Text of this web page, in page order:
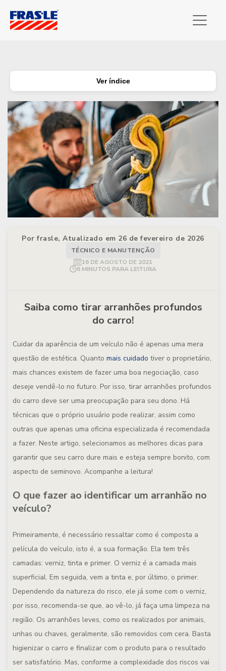
Ver índice
Por frasle, Atualizado em 26 de fevereiro de 2026
TÉCNICO E MANUTENÇÃO
16 DE AGOSTO DE 2021
6 MINUTOS PARA LEITURA
Saiba como tirar arranhões profundos
do carro!
Cuidar da aparência de um veículo não é apenas uma mera
questão de estética. Quanto mais cuidado tiver o proprietário,
mais chances existem de fazer uma boa negociação, caso
deseje vendê-lo no futuro. Por isso, tirar arranhões profundos
do carro deve ser uma preocupação para seu dono. Há
técnicas que o próprio usuário pode realizar, assim como
outras que apenas uma oficina especializada é recomendada
a fazer. Neste artigo, selecionamos as melhores dicas para
garantir que seu carro dure mais e esteja sempre bonito, com
aspecto de seminovo. Acompanhe a leitura!
O que fazer ao identificar um arranhão no
veículo?
Primeiramente, é necessário ressaltar como é composta a
película do veículo, isto é, a sua formação. Ela tem três
camadas: verniz, tinta e primer. O verniz é a camada mais
superficial. Em seguida, vem a tinta e, por último, o primer.
Dependendo da natureza do risco, ele já some com o verniz,
por isso, recomenda-se que, ao vê-lo, já faça uma limpeza na
região. Os arranhões leves, como os realizados por animais,
unhas ou chaves, geralmente, são removidos com cera. Basta
higienizar o carro e finalizar com o produto para o resultado
ser satisfatório. Mas, conforme a complexidade dos riscos vai